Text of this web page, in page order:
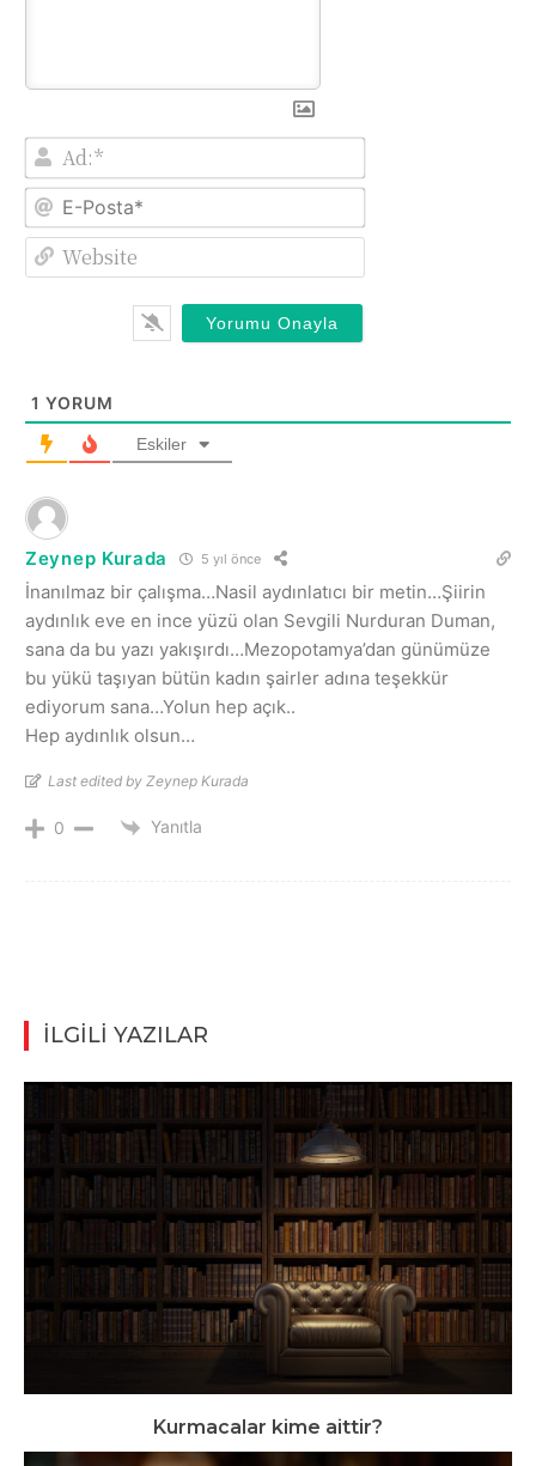
Ad:*
E-
1 YORUM
Eskiler
Zeynep Kurada 5 yıl önce
İnanılmaz bir çalışma…Nasil aydınlatıcı bir metin…Şiirin
aydınlık eve en ince yüzü olan Sevgili Nurduran Duman,
sana da bu yazı yakışırdı…Mezopotamya’dan günümüze
bu yükü taşıyan bütün kadın şairler adına teşekkür
ediyorum sana…Yolun hep açık..
Hep aydınlık olsun…
Last edited by Zeynep Kurada
0 Yanıtla
İLGİLİ YAZILAR
Kurmacalar kime aittir?